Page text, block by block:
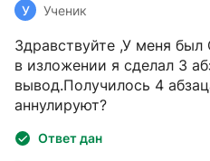
У Ученик
Здравствуйте ,У меня
в изложении я сделал 3
вывод.Получилось 4
аннулируют?
Ответ дан